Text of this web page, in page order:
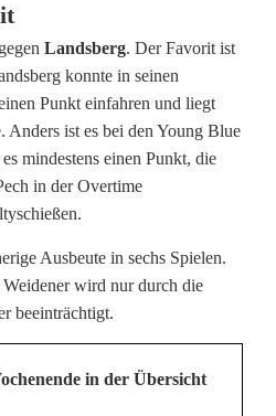
Landsberg. Der Favorit ist
konnte in seinen
Punkt einfahren und liegt
Anders ist es bei den Young Blue
mindestens einen Punkt, die
in der Overtime
Ausbeute in sechs Spielen.
wird nur durch die
beeinträchtigt.
in der Übersicht